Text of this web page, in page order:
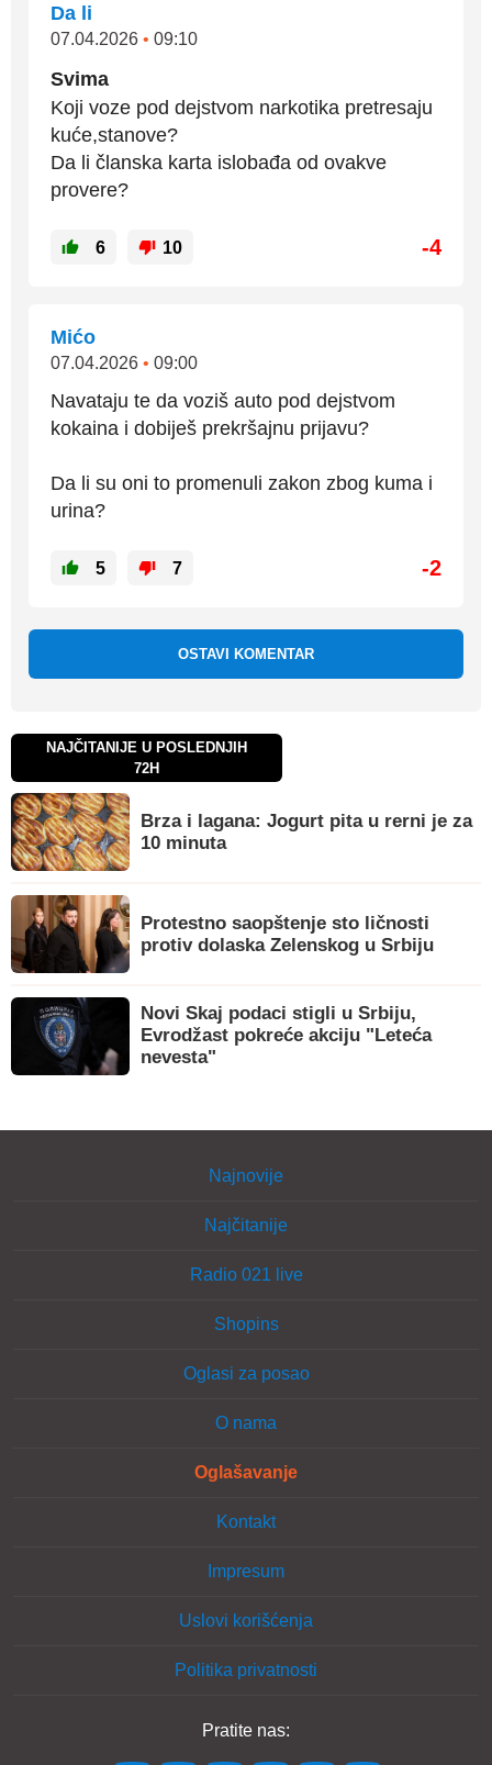
Da li
07.04.2026 • 09:10
Svima
Koji voze pod dejstvom narkotika pretresaju
kuće,stanove?
Da li članska karta islobađa od ovakve
provere?
6 10 -4
Mićo
07.04.2026 • 09:00
Navataju te da voziš auto pod dejstvom
kokaina i dobiješ prekršajnu prijavu?
Da li su oni to promenuli zakon zbog kuma i
urina?
5 7 -2
OSTAVI KOMENTAR
NAJČITANIJE U POSLEDNJIH
72H
Brza i lagana: Jogurt pita u rerni je za
10 minuta
Protestno saopštenje sto ličnosti
protiv dolaska Zelenskog u Srbiju
Novi Skaj podaci stigli u Srbiju,
Evrodžast pokreće akciju "Leteća
nevesta"
Najnovije
Najčitanije
Radio 021 live
Shopins
Oglasi za posao
O nama
Oglašavanje
Kontakt
Impresum
Uslovi korišćenja
Politika privatnosti
Pratite nas: